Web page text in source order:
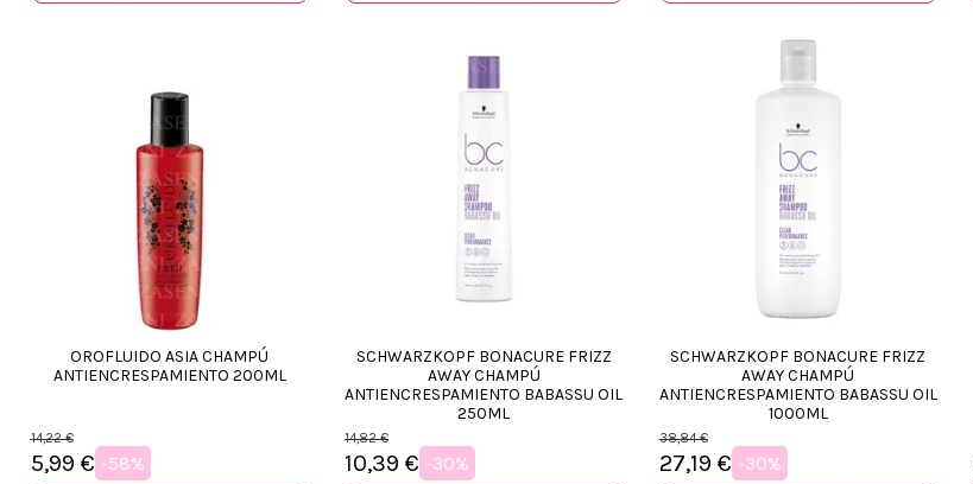
OROFLUIDO ASIA CHAMPÚ
ANTIENCRESPAMIENTO 200ML
14,22 €
5,99 € -58%
SCHWARZKOPF BONACURE FRIZZ
AWAY CHAMPÚ
ANTIENCRESPAMIENTO BABASSU OIL
250ML
14,82 €
10,39 € -30%
SCHWARZKOPF BONACURE FRIZZ
AWAY CHAMPÚ
ANTIENCRESPAMIENTO BABASSU OIL
1000ML
38,84 €
27,19 € -30%